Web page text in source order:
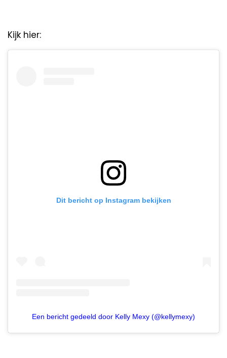
Kijk hier:
Dit bericht op Instagram bekijken
Een bericht gedeeld door Kelly Mexy (@kellymexy)